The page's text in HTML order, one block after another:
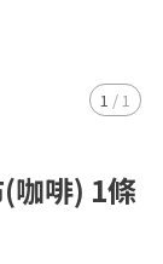
1 / 1
咖啡) 1條